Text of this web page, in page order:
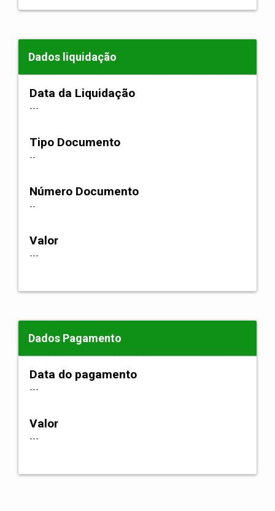
Dados liquidação
Data da Liquidação
---
Tipo Documento
--
Número Documento
--
Valor
---
Dados Pagamento
Data do pagamento
---
Valor
---